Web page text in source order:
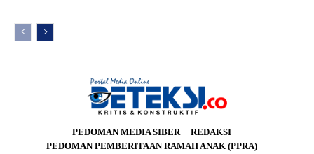
PEDOMAN MEDIA SIBER
REDAKSI
PEDOMAN PEMBERITAAN RAMAH ANAK (PPRA)